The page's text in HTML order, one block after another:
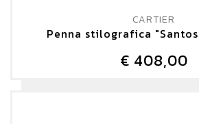
CARTIER
Penna stilografica
€ 408,00